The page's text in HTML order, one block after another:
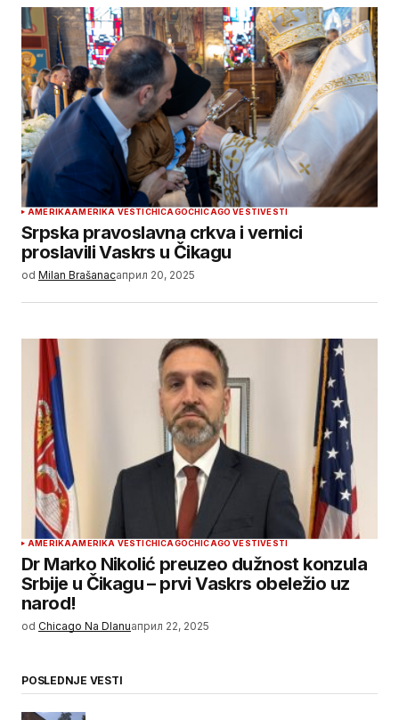
AMERIKAAMERIKA VESTICHICAGOCHICAGO VESTIVESTI
Srpska pravoslavna crkva i vernici
proslavili Vaskrs u Čikagu
od Milan Brašanacаприл 20, 2025
AMERIKAAMERIKA VESTICHICAGOCHICAGO VESTIVESTI
Dr Marko Nikolić preuzeo dužnost konzula
Srbije u Čikagu – prvi Vaskrs obeležio uz
narod!
od Chicago Na Dlanuаприл 22, 2025
POSLEDNJE VESTI